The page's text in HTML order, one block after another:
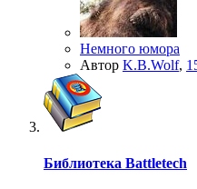
Немного юмора
Автор K.B.Wolf,
Библиотека Battletech